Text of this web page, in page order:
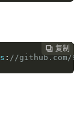
 复制
 复制
 复制
 复制
 复制
 复制
 复制
: //github.com/